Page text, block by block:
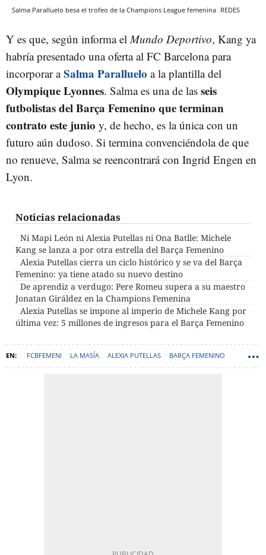
Salma Paralluelo besa el trofeo de la Champions League femenina REDES
Y es que, según informa elMundo Deportivo, Kang ya
habría presentado una oferta al FC Barcelona para
incorporar aSalma Paralluelo a la plantilla del
Olympique Lyonnes. Salma es una de las seis
futbolistas del Barça Femenino que terminan
contrato este junio y, de hecho, es la única con un
futuro aún dudoso. Si termina convenciéndola de que
no renueve, Salma se reencontrará con Ingrid Engen en
Lyon.
Noticias relacionadas
Ni Mapi León ni Alexia Putellas ni Ona Batlle: Michele
Kang se lanza a por otra estrella del Barça Femenino
Alexia Putellas cierra un ciclo histórico y se va del Barça
Femenino: ya tiene atado su nuevo destino
De aprendiz a verdugo: Pere Romeu supera a su maestro
Jonatan Giráldez en la Champions Femenina
Alexia Putellas se impone al imperio de Michele Kang por
última vez: 5 millones de ingresos para el Barça Femenino
FCBFEMENI LA MASÍA ALEXIA PUTELLAS BARÇA FEMENINO